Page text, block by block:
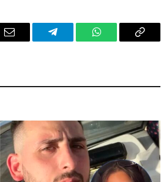
Email Telegram WhatsAppCopy